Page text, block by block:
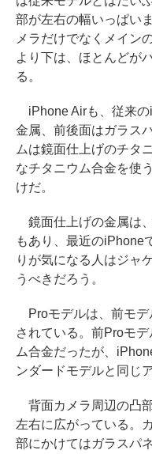
部が左右の幅いっぱい
メラだけでなくメイン
より下は、ほとんどが
る。
iPhone Airも、従来の
金属、前後面はガラス
ムは鏡面仕上げのチタ
なチタニウム合金を使
けだ。
鏡面仕上げの金属は
もあり、最近のiPhone
りが気になる人はジャ
うべきだろう。
Proモデルは、前モデ
されている。前Proモ
ム合金だったが、
ンダードモデルと同じ
背面カメラ周辺の凸
左右に広がっている。
部にかけてはガラスパ